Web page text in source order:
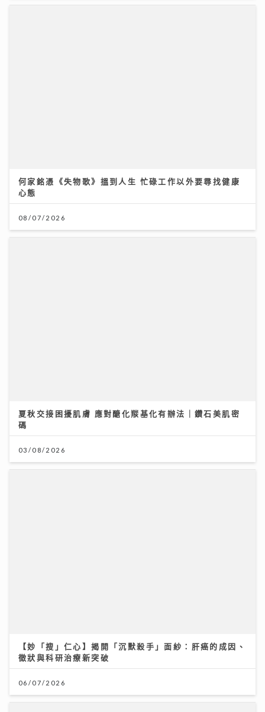
何家銘憑《失物歌》搵到人生 忙碌工作以外要尋找健康
心態
08/07/2026
夏秋交接困擾肌膚 應對醣化羰基化有辦法｜鑽石美肌密
碼
03/08/2026
【妙「搜」仁心】揭開「沉默殺手」面紗：肝癌的成因、
徵狀與科研治療新突破
06/07/2026